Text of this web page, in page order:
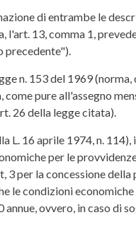
di entrambe le
l'art. 13, comma 1,
precedente").
n. 153 del 1969
pure all'assegno
26 della legge citata).
L. 16 aprile 1974, n.
per le
3 per la concessione
le condizioni
ovvero, in caso di